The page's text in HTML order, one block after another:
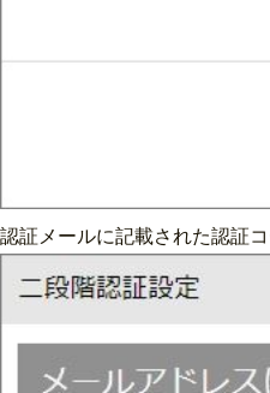
認証メールに記載された認証